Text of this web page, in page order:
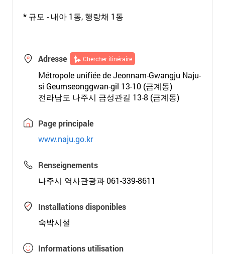
* 규모 - 내아 1동, 행랑채 1동
Adresse Chercher itinéraire
Métropole unifiée de Jeonnam-Gwangju Naju-
si Geumseonggwan-gil 13-10 (금계동)
전라남도 나주시 금성관길 13-8 (금계동)
Page principale
www.naju.go.kr
Renseignements
나주시 역사관광과 061-339-8611
Installations disponibles
숙박시설
Informations utilisation